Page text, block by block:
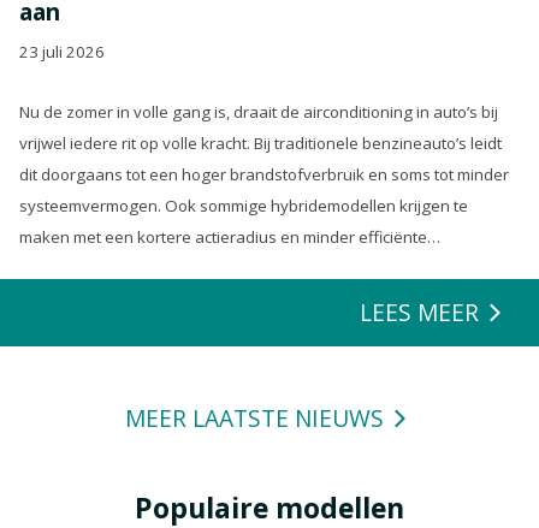
aan
23 juli 2026
Nu de zomer in volle gang is, draait de airconditioning in auto’s bij
vrijwel iedere rit op volle kracht. Bij traditionele benzineauto’s leidt
dit doorgaans tot een hoger brandstofverbruik en soms tot minder
systeemvermogen. Ook sommige hybridemodellen krijgen te
maken met een kortere actieradius en minder efficiënte
LEES MEER
MEER LAATSTE NIEUWS
Populaire modellen